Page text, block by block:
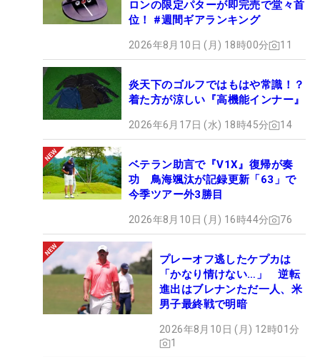
ロンの限定パターが即完売で堂々首
位！ #週間ギアランキング
2026年8月10日 (月) 18時00分 11
炎天下のゴルフではもはや常識！？
着た方が涼しい『高機能インナー』
2026年6月17日 (水) 18時45分 14
ベテラン助言で『V1X』復帰が奏
功 鳥海颯汰が記録更新「63」で
今季ツアー外3勝目
2026年8月10日 (月) 16時44分 76
プレーオフ逃したケプカは
「かなり情けない…」 逆転
進出はブレナンただ一人、米
男子最終戦で明暗
2026年8月10日 (月) 12時01分
1